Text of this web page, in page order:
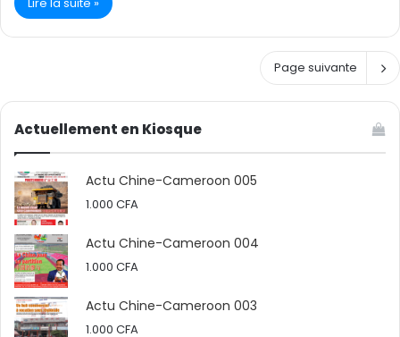
Page suivante
Actuellement en Kiosque
Actu Chine-Cameroon 005
1.000 CFA
Actu Chine-Cameroon 004
1.000 CFA
Actu Chine-Cameroon 003
1.000 CFA